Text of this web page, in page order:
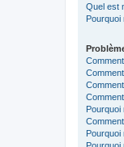
Quel est
Pourquoi
Pourquoi